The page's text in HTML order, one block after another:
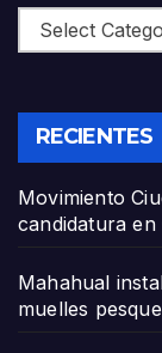
Categories
RECIENTES
Movimiento
candidatura en
Mahahual
muelles